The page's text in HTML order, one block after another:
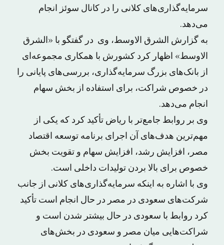
سرمایه‌گذاری‌های کلانی را در کانال سوئز انجام
می‌دهد.
به گزارش الشرق الاوسط، وی در گفتگو با «الشرق
الاوسط» اظهار کرد کشورش با همکاری مجموعه‌ای
از بانک‌های بزرگ سرمایه‌گذاری، بررسی‌های پایانی را
در خصوص شراکت، برای استفاده از بخش سهام
انجام می‌دهد.
وی بر روابط جامع‌تر با ریاض تأکید کرد که یکی از
مهم‌ترین هدف‌های آن اجرای برنامه توسعه اقتصاد
مصر، افزایش رشد، افزایش سهام و تقویت بخش
خصوص برای بالا بردن تولیدات داخلی است.
وی با اشاره به اینکه سرمایه‌گذاری‌های کلانی از جانب
شرکت‌های سعودی در مصر در حال انجام است تأکید
کرد روابط با سعودی در حال بیشتر شدن است و
شراکت‌هایی میان مصر و سعودی در بخش‌های